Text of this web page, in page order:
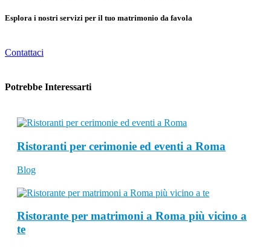
Esplora i nostri servizi per il tuo matrimonio da favola
Contattaci
Potrebbe Interessarti
Ristoranti per cerimonie ed eventi a Roma
Blog
Ristorante per matrimoni a Roma più vicino a
te